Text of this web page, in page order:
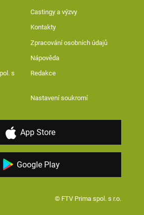
Castingy a výzvy
Kontakty
Zpracování osobních údajů
Nápověda
s
Redakce
Nastavení soukromí
App Store
Google Play
© FTV Prima spol. s r.o.